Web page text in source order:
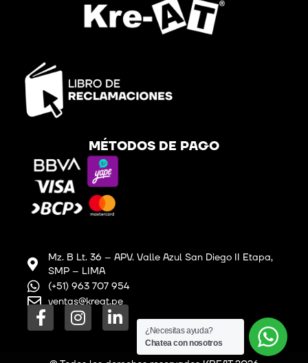
MÉTODOS DE PAGO
Mz. B Lt. 36 – APV. Valle Azul San Diego II Etapa,
SMP – LIMA
(+51) 963 707 954
ventas@kreat.pe
F
a
I
n
L
i
¿Necesitas ayuda?
Chatea con nosotros